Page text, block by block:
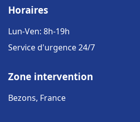
Horaires
Lun-Ven: 8h-19h
Service d'urgence 24/7
Zone intervention
Bezons, France